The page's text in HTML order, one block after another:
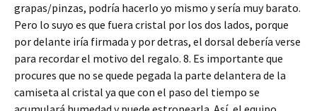
grapas/pinzas, podría hacerlo yo mismo y sería muy barato.
Pero lo suyo es que fuera cristal por los dos lados, porque
por delante iría firmada y por detras, el dorsal debería verse
para recordar el motivo del regalo. 8. Es importante que
procures que no se quede pegada la parte delantera de la
camiseta al cristal ya que con el paso del tiempo se